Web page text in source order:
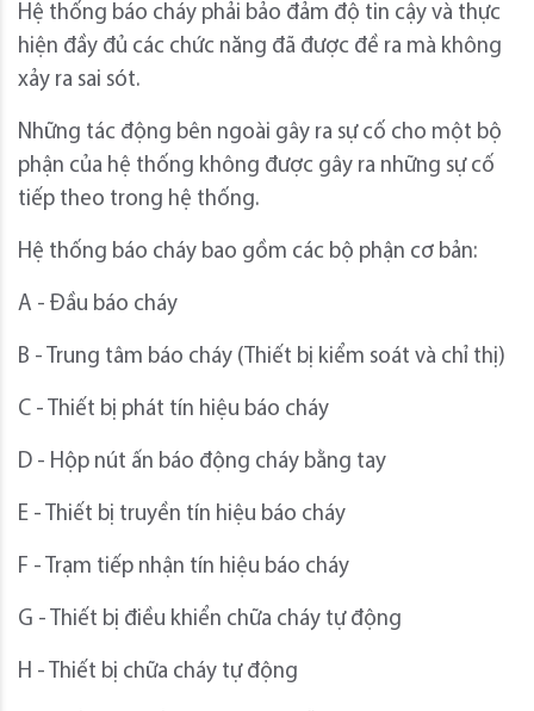
Hệ thống báo cháy phải bảo đảm độ tin cậy và thực
hiện đầy đủ các chức năng đã được đề ra mà không
xảy ra sai sót.
Những tác động bên ngoài gây ra sự cố cho một bộ
phận của hệ thống không được gây ra những sự cố
tiếp theo trong hệ thống.
Hệ thống báo cháy bao gồm các bộ phận cơ bản:
A - Đầu báo cháy
B - Trung tâm báo cháy (Thiết bị kiểm soát và chỉ thị)
C - Thiết bị phát tín hiệu báo cháy
D - Hộp nút ấn báo động cháy bằng tay
E - Thiết bị truyền tín hiệu báo cháy
F - Trạm tiếp nhận tín hiệu báo cháy
G - Thiết bị điều khiển chữa cháy tự động
H - Thiết bị chữa cháy tự động